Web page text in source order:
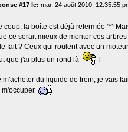
#17 le: mar. 24 août 2010, 12:35:55
coup, la boîte est déjà refermée ^^
ce serait mieux de monter ces
fait ? Ceux qui roulent avec un
que j'ai plus un rond là
!
m'acheter du liquide de frein, je vais
m'occuper